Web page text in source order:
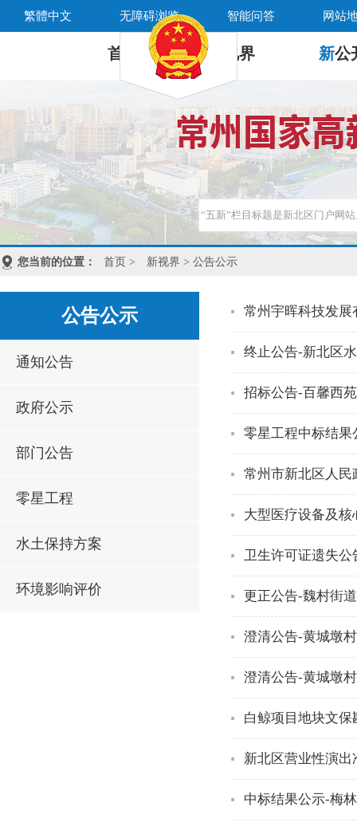
繁體中文 无障碍浏览 智能问答 网站
首 页 新 视界 新公
您当前的位置： 首页 > 新视界 > 公告公示
公告公示
通知公告
政府公示
部门公告
零星工程
水土保持方案
环境影响评价
常州宇晖科技发
终止公告-新北区
招标公告-百馨西
零星工程中标结
常州市新北区人
大型医疗设备及
卫生许可证遗失
更正公告-魏村街
澄清公告-黄城墩
澄清公告-黄城墩
白鲸项目地块文
新北区营业性演
中标结果公示-梅